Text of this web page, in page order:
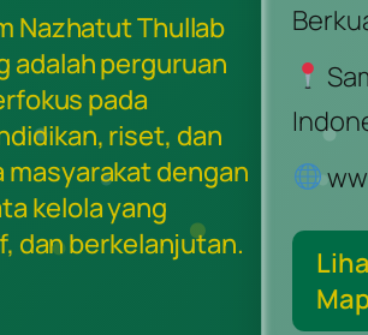
Nazhatut Thullab
adalah perguruan
pada
riset, dan
masyarakat dengan
kelola yang
dan berkelanjutan.